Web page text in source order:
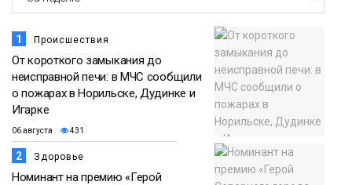
1 Происшествия
От короткого замыкания до
неисправной печи: в МЧС сообщили
о пожарах в Норильске, Дудинке и
Игарке
06 августа 431
2 Здоровье
Номинант на премию «Герой